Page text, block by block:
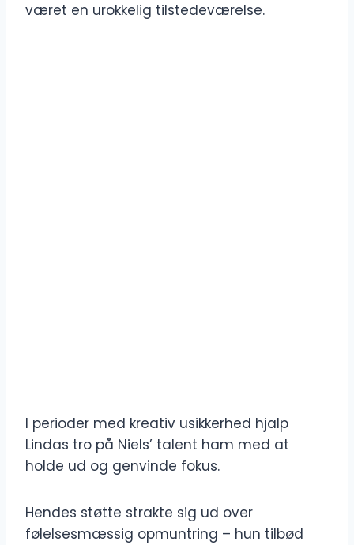
været en urokkelig tilstedeværelse.
I perioder med kreativ usikkerhed hjalp
Lindas tro på Niels’ talent ham med at
holde ud og genvinde fokus.
Hendes støtte strakte sig ud over
følelsesmæssig opmuntring – hun tilbød